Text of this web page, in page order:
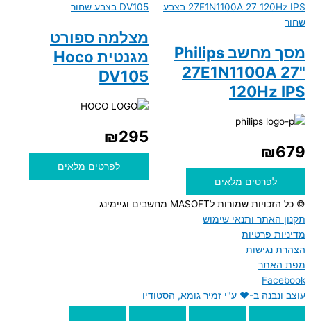
מסך מחשב Philips
27E1N1100A 27"
120Hz IPS
₪679
לפרטים מלאים
מצלמה ספורט
מגנטית Hoco
DV105
₪295
לפרטים מלאים
© כל הזכויות שמורות לMASOFT מחשבים וגיימינג
תקנון האתר ותנאי שימוש
מדיניות פרטיות
הצהרת נגישות
מפת האתר
Facebook
עוצב ונבנה ב-♥︎ ע"י זמיר גומא, הסטודיו